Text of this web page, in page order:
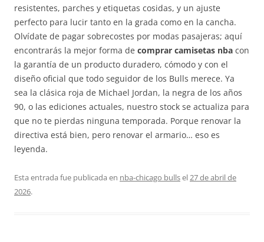
resistentes, parches y etiquetas cosidas, y un ajuste
perfecto para lucir tanto en la grada como en la cancha.
Olvídate de pagar sobrecostes por modas pasajeras; aquí
encontrarás la mejor forma de comprar camisetas nba con
la garantía de un producto duradero, cómodo y con el
diseño oficial que todo seguidor de los Bulls merece. Ya
sea la clásica roja de Michael Jordan, la negra de los años
90, o las ediciones actuales, nuestro stock se actualiza para
que no te pierdas ninguna temporada. Porque renovar la
directiva está bien, pero renovar el armario… eso es
leyenda.
Esta entrada fue publicada en nba-chicago bullsel27 de abril de
2026.